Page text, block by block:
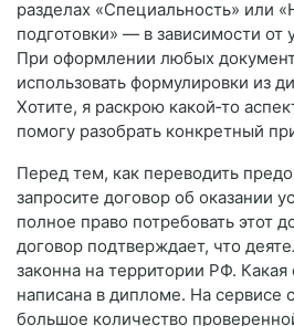
разделах «Специальность» или
подготовки» — в зависимости от
При оформлении любых
использовать формулировки из
Хотите, я раскрою какой‑то
помогу разобрать конкретный
Перед тем, как переводить
запросите договор об оказании
полное право потребовать этот
договор подтверждает, что
законна на территории РФ. Какая
написана в дипломе. На сервисе
большое количество